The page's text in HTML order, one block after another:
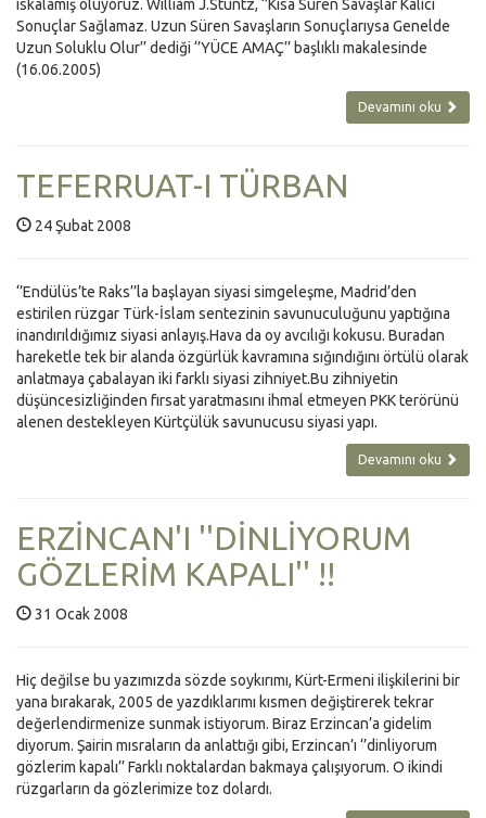
ıskalamış oluyoruz. William J.Stuntz, ‘’Kısa Süren Savaşlar Kalıcı
Sonuçlar Sağlamaz. Uzun Süren Savaşların Sonuçlarıysa Genelde
Uzun Soluklu Olur’’ dediği ‘’YÜCE AMAÇ’’ başlıklı makalesinde
(16.06.2005)
Devamını oku
TEFERRUAT-I TÜRBAN
24 Şubat 2008
‘’Endülüs’te Raks’’la başlayan siyasi simgeleşme, Madrid’den
estirilen rüzgar Türk-İslam sentezinin savunuculuğunu yaptığına
inandırıldığımız siyasi anlayış.Hava da oy avcılığı kokusu. Buradan
hareketle tek bir alanda özgürlük kavramına sığındığını örtülü olarak
anlatmaya çabalayan iki farklı siyasi zihniyet.Bu zihniyetin
düşüncesizliğinden fırsat yaratmasını ihmal etmeyen PKK terörünü
alenen destekleyen Kürtçülük savunucusu siyasi yapı.
Devamını oku
ERZİNCAN'I ''DİNLİYORUM
GÖZLERİM KAPALI'' !!
31 Ocak 2008
Hiç değilse bu yazımızda sözde soykırımı, Kürt-Ermeni ilişkilerini bir
yana bırakarak, 2005 de yazdıklarımı kısmen değiştirerek tekrar
değerlendirmenize sunmak istiyorum. Biraz Erzincan’a gidelim
diyorum. Şairin mısraların da anlattığı gibi, Erzincan’ı ‘’dinliyorum
gözlerim kapalı’’ Farklı noktalardan bakmaya çalışıyorum. O ikindi
rüzgarların da gözlerimize toz dolardı.